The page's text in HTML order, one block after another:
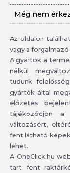
Még nem
Az oldalon
vagy a
A gyártók a
nélkül
tudunk
gyártók által
előzetes
tájékozódjon
változásért,
fent látható
lehet.
A OneClick.hu
tart fent